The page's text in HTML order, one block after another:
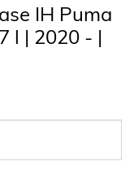
IH Puma
l | 2020 - |